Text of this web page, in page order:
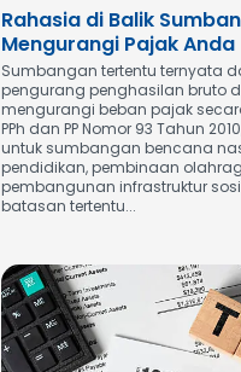
Rahasia di Balik
Mengurangi Pajak Anda
Sumbangan tertentu ternyata
pengurang penghasilan bruto
mengurangi beban pajak
PPh dan PP Nomor 93 Tahun
untuk sumbangan bencana
pendidikan, pembinaan
pembangunan infrastruktur
batasan tertentu...